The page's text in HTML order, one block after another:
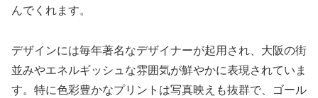
んでくれます。
デザインには毎年著名なデザイナーが起用され、大阪の街
並みやエネルギッシュな雰囲気が鮮やかに表現されていま
す。特に色彩豊かなプリントは写真映えも抜群で、ゴール